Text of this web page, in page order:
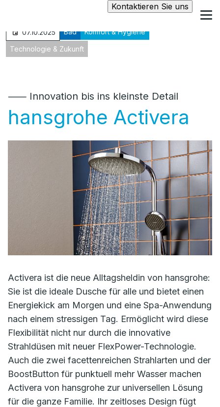
Kontaktieren Sie uns
07.10.2025 Bad Komfort & Hygiene
Technologie & Zukunft
⸺ Innovation bis ins kleinste Detail
hansgrohe Activera
Activera ist die neue Alltagsheldin von hansgrohe:
Sie ist die ideale Dusche für alle und bietet einen
Energiekick am Morgen und eine Spa-Anwendung
nach einem stressigen Tag. Ermöglicht wird diese
Flexibilität nicht nur durch die innovative
Strahldüsen mit neuer FlexPower-Technologie.
Auch die zwei facettenreichen Strahlarten und der
BoostButton für punktuell mehr Wasser machen
Activera von hansgrohe zur universellen Lösung
für die ganze Familie. Ihr zeitloses Design fügt